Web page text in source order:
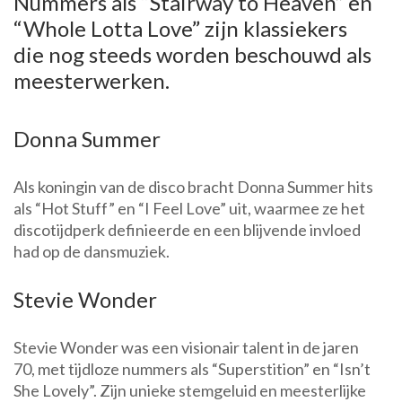
“Whole Lotta Love” zijn klassiekers
die nog steeds worden beschouwd als
meesterwerken.
Donna Summer
Als koningin van de disco bracht Donna Summer hits
als “Hot Stuff” en “I Feel Love” uit, waarmee ze het
discotijdperk definieerde en een blijvende invloed
had op de dansmuziek.
Stevie Wonder
Stevie Wonder was een visionair talent in de jaren
70, met tijdloze nummers als “Superstition” en “Isn’t
She Lovely”. Zijn unieke stemgeluid en meesterlijke